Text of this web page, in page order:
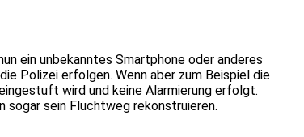
ein unbekanntes Smartphone oder anderes
Polizei erfolgen. Wenn aber zum Beispiel die
wird und keine Alarmierung erfolgt.
sogar sein Fluchtweg rekonstruieren.